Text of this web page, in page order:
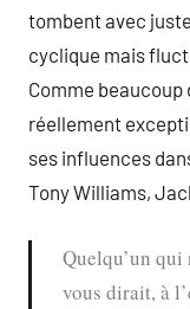
tombent avec
cyclique mais
Comme
réellement
ses influences
Tony Williams,
Quelqu’un
vous dirait, à